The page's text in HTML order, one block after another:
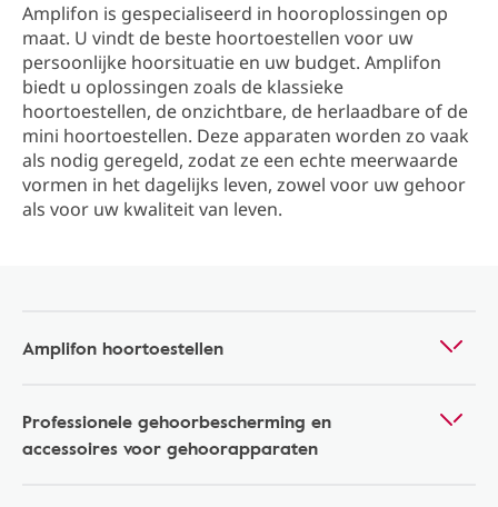
Amplifon is gespecialiseerd in hooroplossingen op
maat. U vindt de beste hoortoestellen voor uw
persoonlijke hoorsituatie en uw budget. Amplifon
biedt u oplossingen zoals de klassieke
hoortoestellen, de onzichtbare, de herlaadbare of de
mini hoortoestellen. Deze apparaten worden zo vaak
als nodig geregeld, zodat ze een echte meerwaarde
vormen in het dagelijks leven, zowel voor uw gehoor
als voor uw kwaliteit van leven.
Amplifon hoortoestellen
Professionele gehoorbescherming en
accessoires voor gehoorapparaten